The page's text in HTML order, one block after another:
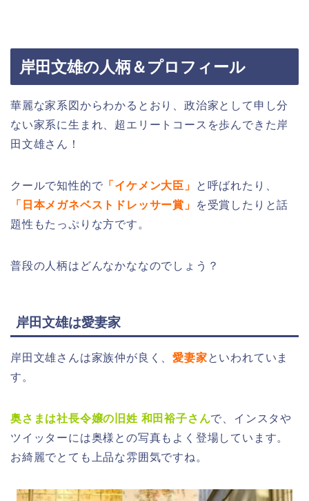
岸田文雄の人柄＆プロフィール
華麗な家系図からわかるとおり、政治家として申し分
ない家系に生まれ、超エリートコースを歩んできた岸
田文雄さん！
クールで知性的で 「イケメン大臣」
と呼ばれたり、
「日本メガネベストドレッサー賞」
を受賞したりと話
題性もたっぷりな方です。
普段の人柄はどんなかななのでしょう？
岸田文雄は愛妻家
岸田文雄さんは家族仲が良く、愛妻家といわれていま
す。
奥さまは社長令嬢の旧姓 和田裕子さんで、インスタや
ツイッターには奥様との写真もよく登場しています。
お綺麗でとても上品な雰囲気ですね。